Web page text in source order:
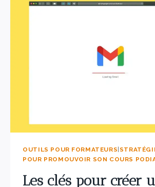
OUTILS POUR FORMATEURS|
POUR PROMOUVOIR SON COURS
Les clés pour créer